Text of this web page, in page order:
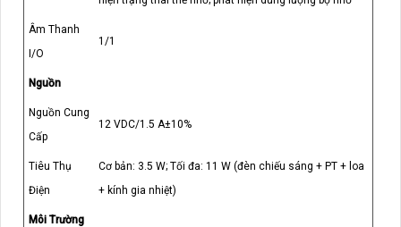
Âm Thanh
I/O
1/1
Nguồn
Nguồn Cung
Cấp
12 VDC/1.5 A±10%
Tiêu Thụ
Điện
Cơ bản: 3.5 W; Tối đa: 11 W (đèn chiếu sáng + PT + loa
+ kính gia nhiệt)
Môi Trường